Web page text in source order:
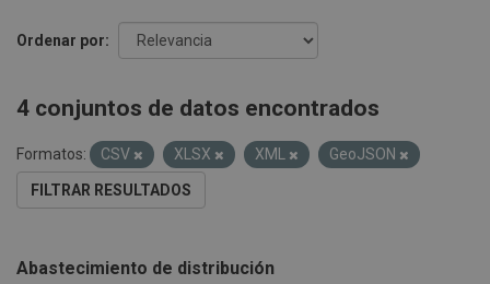
Ordenar por
4 conjuntos de datos encontrados
Formatos: CSV XLSX XML GeoJSON
FILTRAR RESULTADOS
Abastecimiento de distribución